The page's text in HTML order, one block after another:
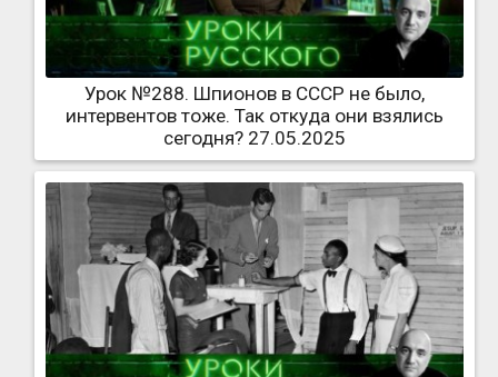
Урок №288. Шпионов в СССР не было,
интервентов тоже. Так откуда они взялись
сегодня? 27.05.2025